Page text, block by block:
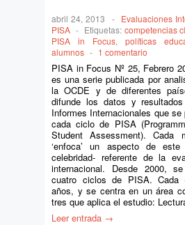
abril 24, 2013 - Evaluaciones
PISA - Etiquetas: competencias
PISA in Focus, políticas
alumnos - 1 comentario
PISA in Focus Nº 25, Febrero
es una serie publicada por
la OCDE y de diferentes
difunde los datos y
Informes Internacionales que
cada ciclo de PISA
Student Assessment). Cada
‘enfoca’ un aspecto de
celebridad- referente de la
internacional. Desde 2000,
cuatro ciclos de PISA. Cada
años, y se centra en un área
tres que aplica el estudio:
Leer entrada →